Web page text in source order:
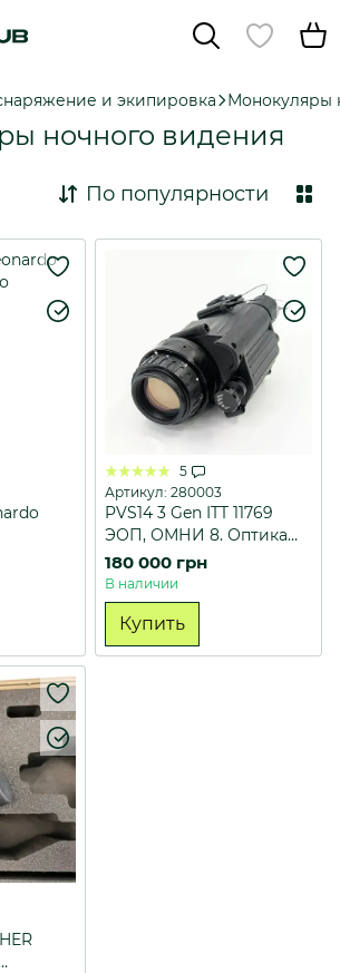
и экипировка Монокуляры
ночного видения
По популярности
5
Артикул: 280003
PVS14 3 Gen ITT 11769
ЭОП, ОМНИ 8. Оптика
Carson.
180 000 грн
В наличии
Купить